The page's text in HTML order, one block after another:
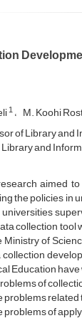
1 M. Koohi
of Library and
and
aimed
the policies in
collection tool
Ministry of
collection
Education
of
problems
problems of